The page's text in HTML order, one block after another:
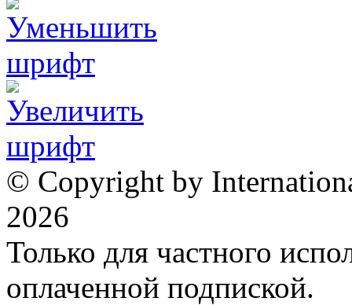
© Copyright by
2026
Только для частного
оплаченной подпиской.